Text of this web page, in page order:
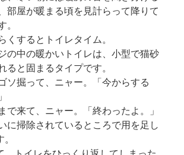
部屋が暖まる頃を見計らって降りて
。
くするとトイレタイム。
の中の暖かいトイレは、小型で猫砂
ると固まるタイプです。
ソ掘って、ニャー。「今からする
で来て、ニャー。「終わったよ。」
に掃除されているところで用を足し